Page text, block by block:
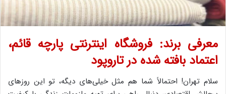
معرفی برند: فروشگاه اینترنتی پارچه قائم،
اعتماد بافته شده در تاروپود
سلام تهران! احتمالاً شما هم مثل خیلی‌های دیگه، تو این روزهای